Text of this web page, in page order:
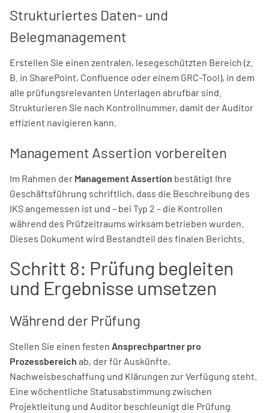
Strukturiertes Daten- und
Belegmanagement
Erstellen Sie einen zentralen, lesegeschützten Bereich (z.
B. in SharePoint, Confluence oder einem GRC-Tool), in dem
alle prüfungsrelevanten Unterlagen abrufbar sind.
Strukturieren Sie nach Kontrollnummer, damit der Auditor
effizient navigieren kann.
Management Assertion vorbereiten
Im Rahmen der Management Assertion bestätigt Ihre
Geschäftsführung schriftlich, dass die Beschreibung des
IKS angemessen ist und – bei Typ 2 – die Kontrollen
während des Prüfzeitraums wirksam betrieben wurden.
Dieses Dokument wird Bestandteil des finalen Berichts.
Schritt 8: Prüfung begleiten
und Ergebnisse umsetzen
Während der Prüfung
Stellen Sie einen festen Ansprechpartner pro
Prozessbereich ab, der für Auskünfte,
Nachweisbeschaffung und Klärungen zur Verfügung steht.
Eine wöchentliche Statusabstimmung zwischen
Projektleitung und Auditor beschleunigt die Prüfung